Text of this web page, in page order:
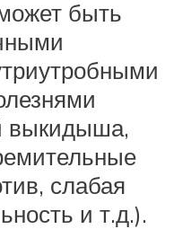
быть
выкидыша,
слабая
и т.д.).